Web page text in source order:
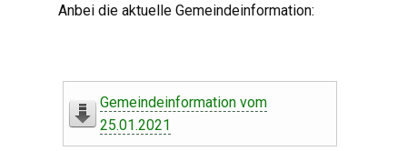
Anbei die aktuelle Gemeindeinformation:
Gemeindeinformation vom
25.01.2021